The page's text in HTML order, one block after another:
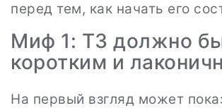
перед тем, как начать его
Миф 1: ТЗ должно
коротким и
На первый взгляд может